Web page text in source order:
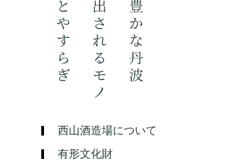
西山酒造場について
有形文化財